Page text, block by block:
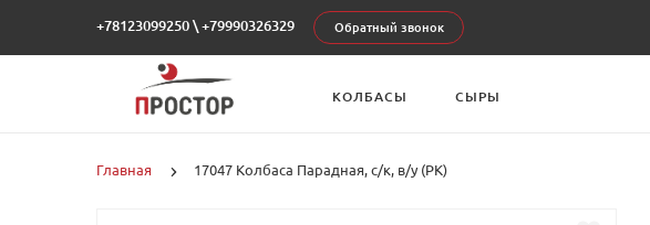
+78123099250 \ +79990326329 Обратный звонок
КОЛБАСЫ СЫРЫ
Главная 17047 Колбаса Парадная, с/к, в/у (РК)